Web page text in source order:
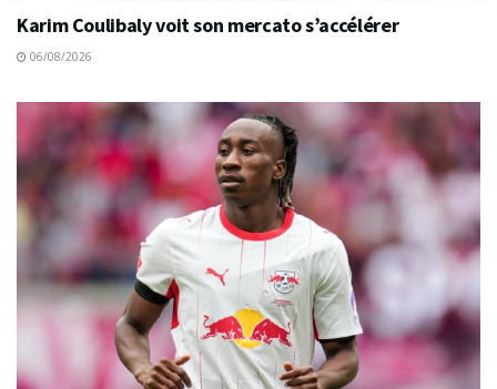
Karim Coulibaly voit son mercato s’accélérer
06/08/2026